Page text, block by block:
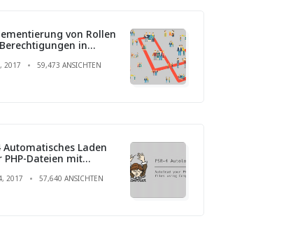
von Rollen
in
2017 59,473 ANSICHTEN
Automatisches Laden
PHP-Dateien mit
2017 57,640 ANSICHTEN